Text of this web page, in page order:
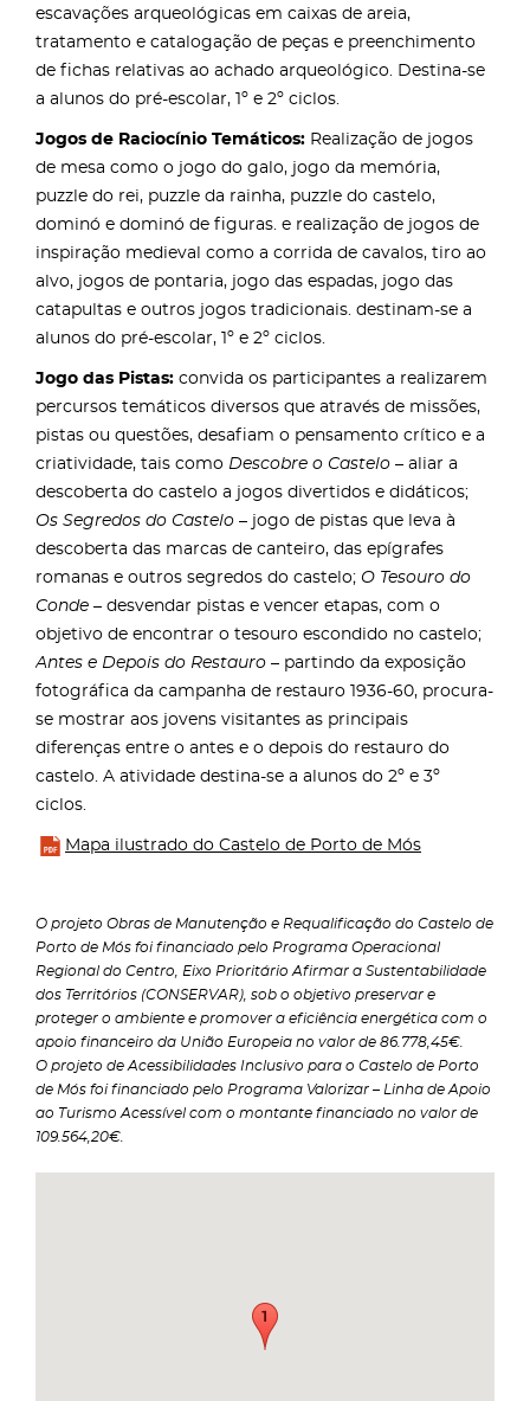
escavações arqueológicas em caixas de areia,
tratamento e catalogação de peças e preenchimento
de fichas relativas ao achado arqueológico. Destina-se
a alunos do pré-escolar, 1º e 2º ciclos.
Jogos de Raciocínio Temáticos: Realização de jogos
de mesa como o jogo do galo, jogo da memória,
puzzle do rei, puzzle da rainha, puzzle do castelo,
dominó e dominó de figuras. e realização de jogos de
inspiração medieval como a corrida de cavalos, tiro ao
alvo, jogos de pontaria, jogo das espadas, jogo das
catapultas e outros jogos tradicionais. destinam-se a
alunos do pré-escolar, 1º e 2º ciclos.
Jogo das Pistas: convida os participantes a realizarem
percursos temáticos diversos que através de missões,
pistas ou questões, desafiam o pensamento crítico e a
criatividade, tais como Descobre o Castelo – aliar a
descoberta do castelo a jogos divertidos e didáticos;
Os Segredos do Castelo – jogo de pistas que leva à
descoberta das marcas de canteiro, das epígrafes
romanas e outros segredos do castelo; O Tesouro do
Conde – desvendar pistas e vencer etapas, com o
objetivo de encontrar o tesouro escondido no castelo;
Antes e Depois do Restauro – partindo da exposição
fotográfica da campanha de restauro 1936-60, procura-
se mostrar aos jovens visitantes as principais
diferenças entre o antes e o depois do restauro do
castelo. A atividade destina-se a alunos do 2º e 3º
ciclos.
Mapa ilustrado do Castelo de Porto de Mós
O projeto Obras de Manutenção e Requalificação do Castelo de
Porto de Mós foi financiado pelo Programa Operacional
Regional do Centro, Eixo Prioritário Afirmar a Sustentabilidade
dos Territórios (CONSERVAR), sob o objetivo preservar e
proteger o ambiente e promover a eficiência energética com o
apoio financeiro da União Europeia no valor de 86.778,45€.
O projeto de Acessibilidades Inclusivo para o Castelo de Porto
de Mós foi financiado pelo Programa Valorizar – Linha de Apoio
ao Turismo Acessível com o montante financiado no valor de
109.564,20€.